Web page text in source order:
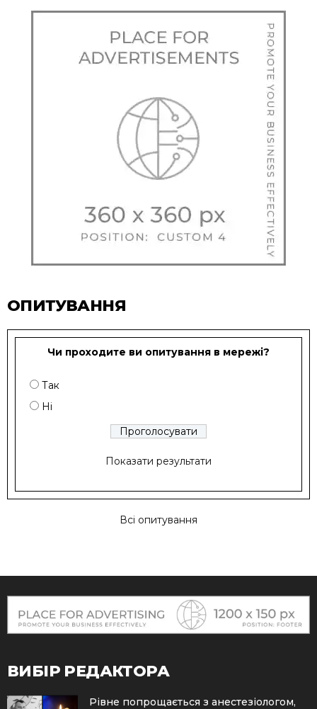
ОПИТУВАННЯ
Чи проходите ви опитування в мережі?
Так
Ні
Показати результати
Всі опитування
ВИБІР РЕДАКТОРА
Рівне попрощається з анестезіологом,